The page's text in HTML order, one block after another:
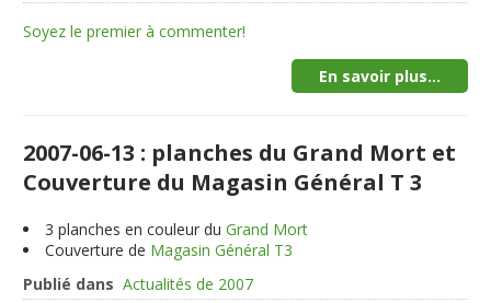
Soyez le premier à commenter!
En savoir plus...
2007-06-13 : planches du Grand Mort et
Couverture du Magasin Général T 3
3 planches en couleur duGrand Mort
Couverture de Magasin Général T3
Publié dans Actualités de 2007